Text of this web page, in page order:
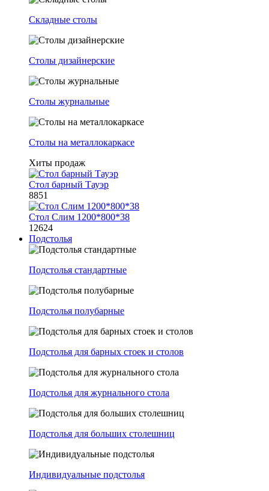
Складные столы
Столы дизайнерские
Столы журнальные
Столы на металлокаркасе
Хиты продаж
Стол барный Тауэр
8851
Стол Слим 1200*800*38
12624
Подстолья
Подстолья стандартные
Подстолья полубарные
Подстолья для барных стоек и столов
Подстолья для журнального стола
Подстолья для больших столешниц
Индивидуальные подстолья